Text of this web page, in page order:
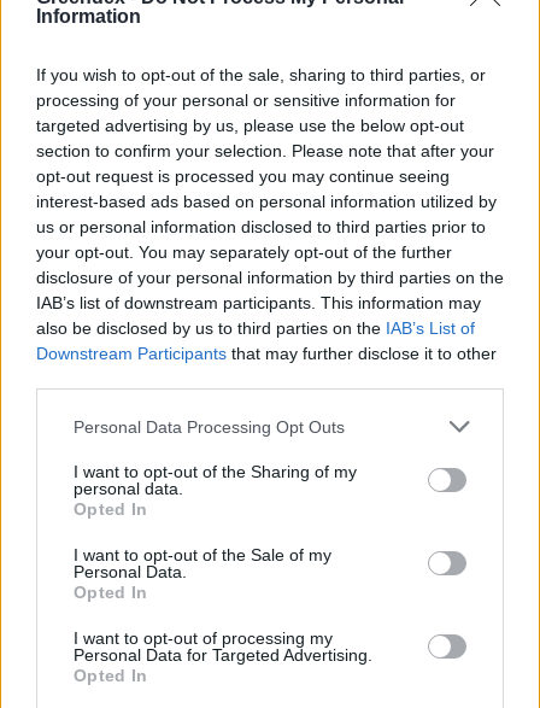
Information
If you wish to opt-out of the sale, sharing to third parties, or
processing of your personal or sensitive information for
targeted advertising by us, please use the below opt-out
section to confirm your selection. Please note that after your
opt-out request is processed you may continue seeing
interest-based ads based on personal information utilized by
us or personal information disclosed to third parties prior to
your opt-out. You may separately opt-out of the further
disclosure of your personal information by third parties on the
IAB’s list of downstream participants. This information may
also be disclosed by us to third parties on the IAB’s List of
Downstream Participants that may further disclose it to other
Personal Data Processing Opt Outs
I want to opt-out of the Sharing of my
personal data.
Opted In
I want to opt-out of the Sale of my
Personal Data.
Opted In
I want to opt-out of processing my
Personal Data for Targeted Advertising.
Opted In
„Mindegy már, hogy milyen
Holnapután
Greendex 55:58
A
Greendex
Ehető gazok – Ne irtsd, hanem
főzd meg őket!
ÉLŐ BOLYGÓNK Granát-Galló Tímea 4 perc